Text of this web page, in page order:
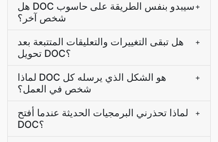
هل DOC سيبدو بنفس الطريقة على حاسوب
شخص آخر؟
+
هل تبقى التغييرات والتعليقات المتتبعة بعد
تحويل DOC؟
+
لماذا DOC هو الشكل الذي يرسله كل
شخص في العمل؟
+
لماذا تحذرني البرمجيات الحديثة عندما أفتح
DOC؟
+